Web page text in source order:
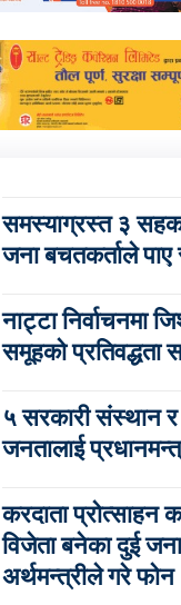
समस्याग्रस्त ३
जना बचतकर्ताले पाए
नाट्टा निर्वाचनमा
समूहको प्रतिवद्धता
५ सरकारी संस्थान र
जनतालाई
करदाता प्रोत्साहन
विजेता बनेका दुई
अर्थमन्त्रीले गरे फोन